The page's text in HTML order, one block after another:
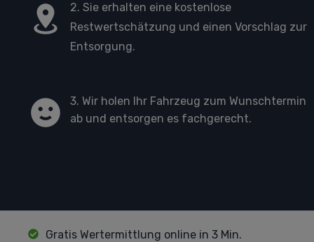
2. Sie erhalten eine kostenlose
Restwertschätzung und einen Vorschlag zur
Entsorgung.
3. Wir holen Ihr Fahrzeug zum Wunschtermin
ab und entsorgen es fachgerecht.
Gratis Wertermittlung online in 3 Min.